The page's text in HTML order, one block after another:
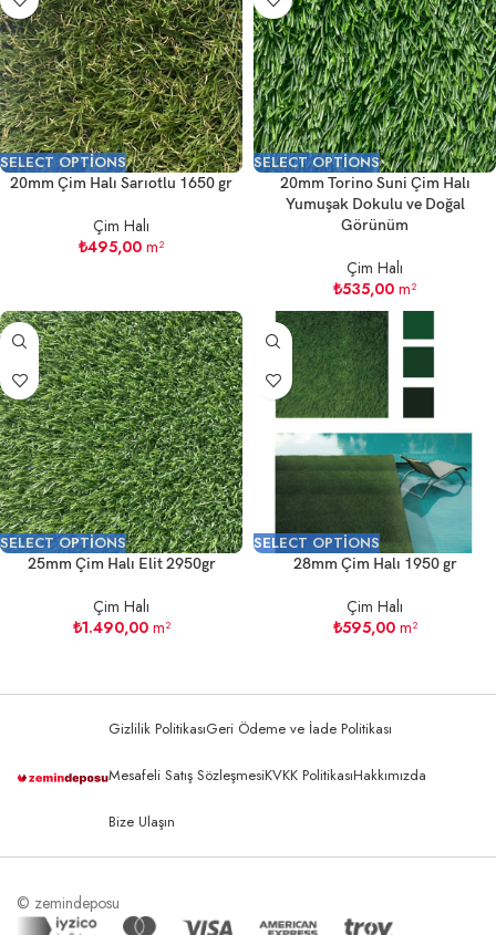
SELECT OPTIONS
20mm Çim Halı Sarıotlu 1650 gr
Çim Halı
₺495,00 m²
SELECT OPTIONS
20mm Torino Suni Çim Halı
Yumuşak Dokulu ve Doğal
Görünüm
Çim Halı
₺535,00 m²
SELECT OPTIONS
25mm Çim Halı Elit 2950gr
Çim Halı
₺1.490,00m²
SELECT OPTIONS
28mm Çim Halı 1950 gr
Çim Halı
₺595,00m²
Gizlilik PolitikasıGeri Ödeme ve İade Politikası
Mesafeli Satış SözleşmesiKVKK PolitikasıHakkımızda
Bize Ulaşın
© zemindeposu